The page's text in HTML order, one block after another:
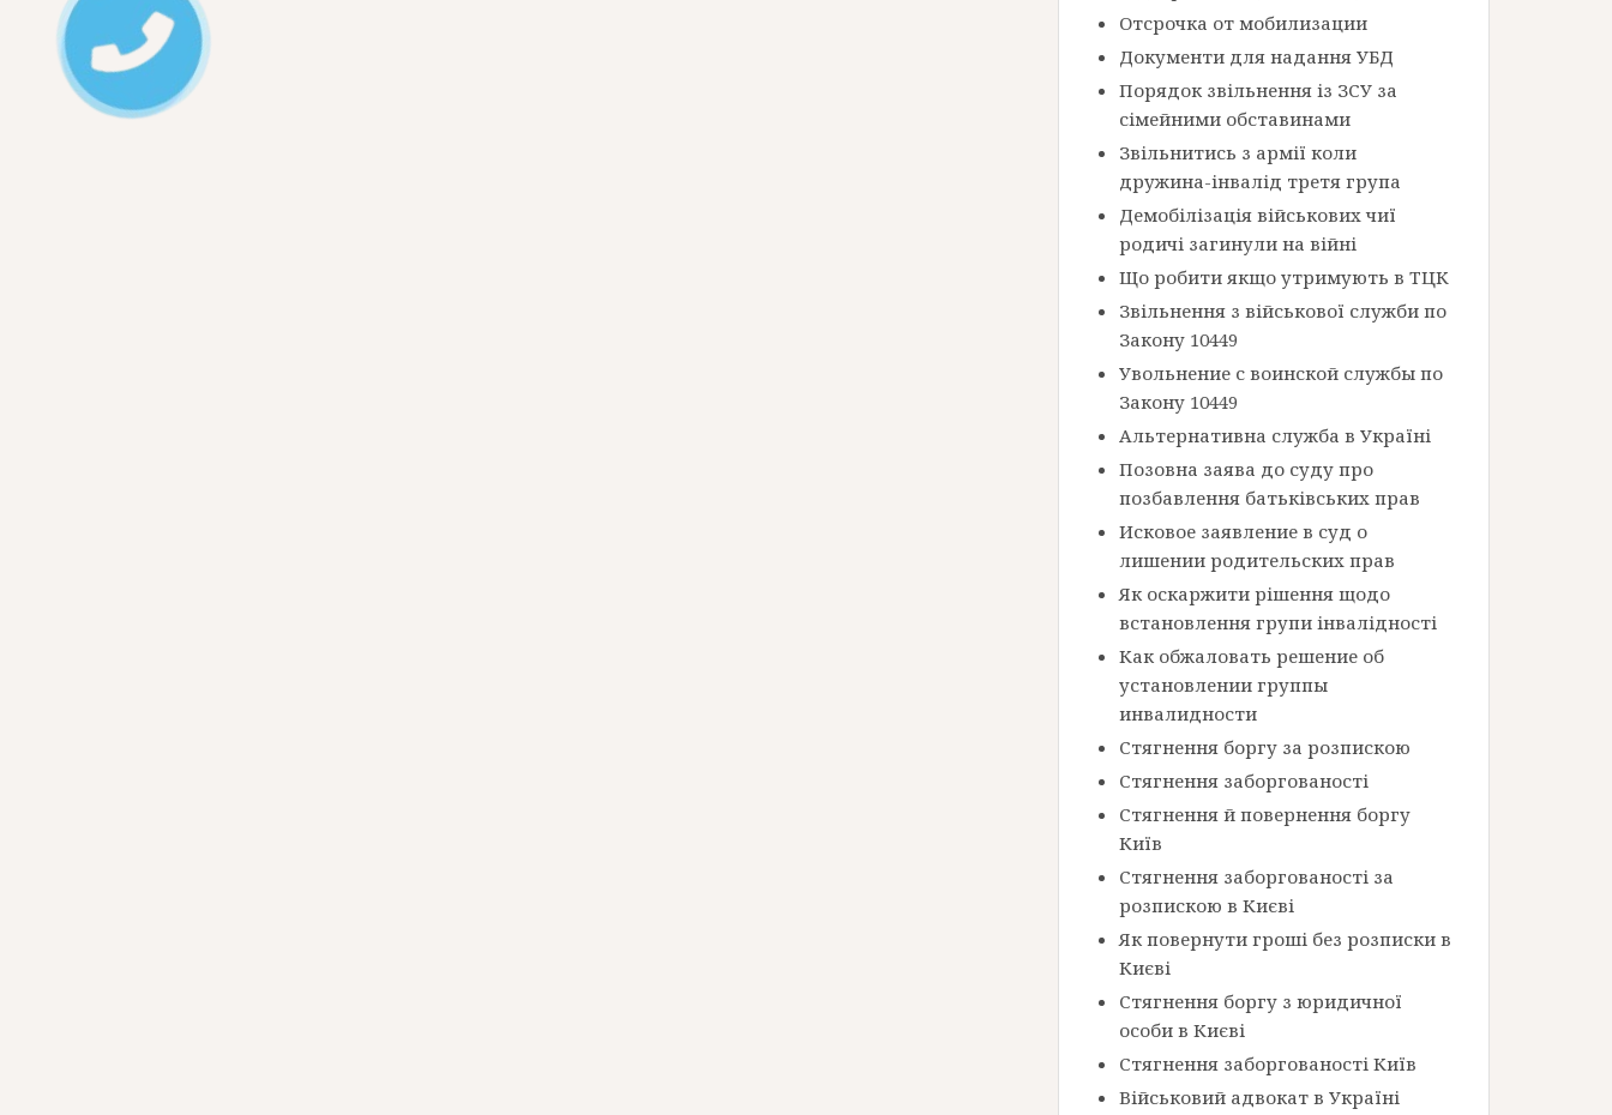
Отсрочка от мобилизации
Документи для надання УБД
Порядок звільнення із ЗСУ за
сімейними обставинами
Звільнитись з армії коли
дружина-інвалід третя група
Демобілізація військових чиї
родичі загинули на війні
Що робити якщо утримують в ТЦК
Звільнення з військової служби по
Закону 10449
Увольнение с воинской службы по
Закону 10449
Альтернативна служба в Україні
Позовна заява до суду про
позбавлення батьківських прав
Исковое заявление в суд о
лишении родительских прав
Як оскаржити рішення щодо
встановлення групи інвалідності
Как обжаловать решение об
установлении группы
инвалидности
Стягнення боргу за розпискою
Стягнення заборгованості
Стягнення й повернення боргу
Київ
Стягнення заборгованості за
розпискою в Києві
Як повернути гроші без розписки в
Києві
Стягнення боргу з юридичної
особи в Києві
Стягнення заборгованості Київ
Військовий адвокат в Україні